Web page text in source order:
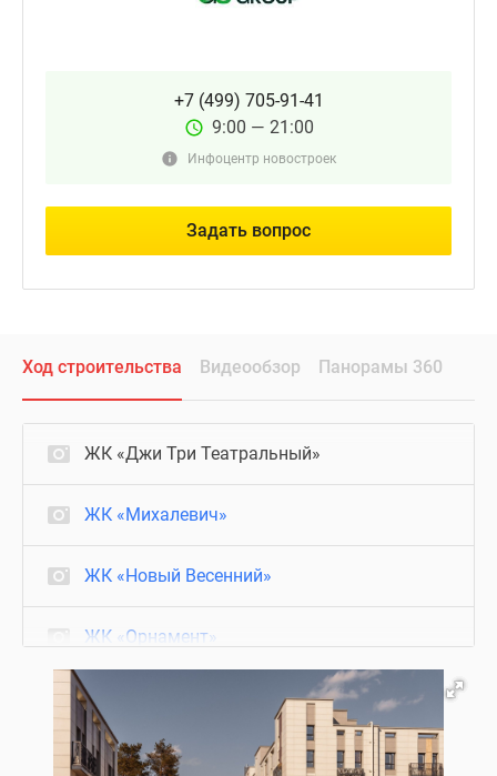
+7 (499) 705-91-41
9:00 — 21:00
Инфоцентр новостроек
Задать вопрос
Ход строительства Видеообзор Панорамы 360
ЖК «Джи Три Театральный»
ЖК «Михалевич»
ЖК «Новый Весенний»
ЖК «Орнамент»